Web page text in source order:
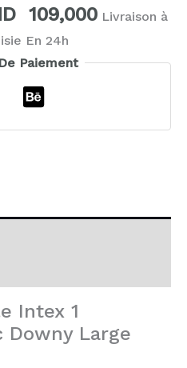
109,000 Livraison à
En 24h
Paiement
Intex 1
Downy Large